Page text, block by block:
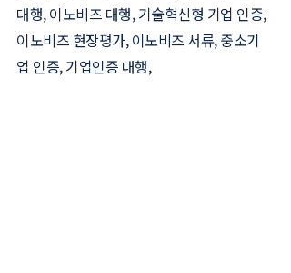
대행, 이노비즈 대행, 기술혁신형 기업 인증,
이노비즈 현장평가, 이노비즈 서류, 중소기
업 인증, 기업인증 대행,